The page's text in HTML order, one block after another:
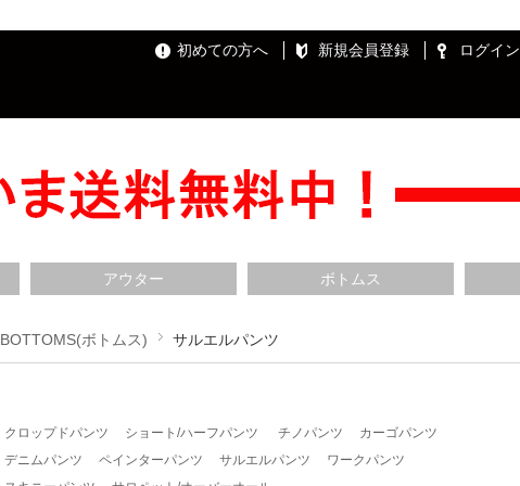
初めての方へ 新規会員登録 ログイン
アウター ボトムス
BOTTOMS(ボトムス) サルエルパンツ
クロップドパンツ ショート/ハーフパンツ チノパンツ
カーゴパンツ
デニムパンツ
ペインターパンツ サルエルパンツ
ワークパンツ